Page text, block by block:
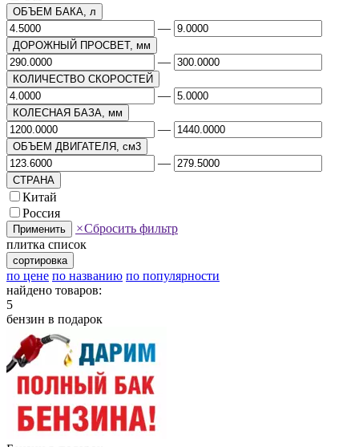
ОБЪЕМ БАКА, л
—
ДОРОЖНЫЙ ПРОСВЕТ, мм
—
КОЛИЧЕСТВО СКОРОСТЕЙ
—
КОЛЕСНАЯ БАЗА, мм
—
ОБЪЕМ ДВИГАТЕЛЯ, см3
—
СТРАНА
Китай
Россия
Применить ×Сбросить фильтр
плитка список
сортировка
по цене по названию по популярности
найдено товаров:
5
бензин в подарок